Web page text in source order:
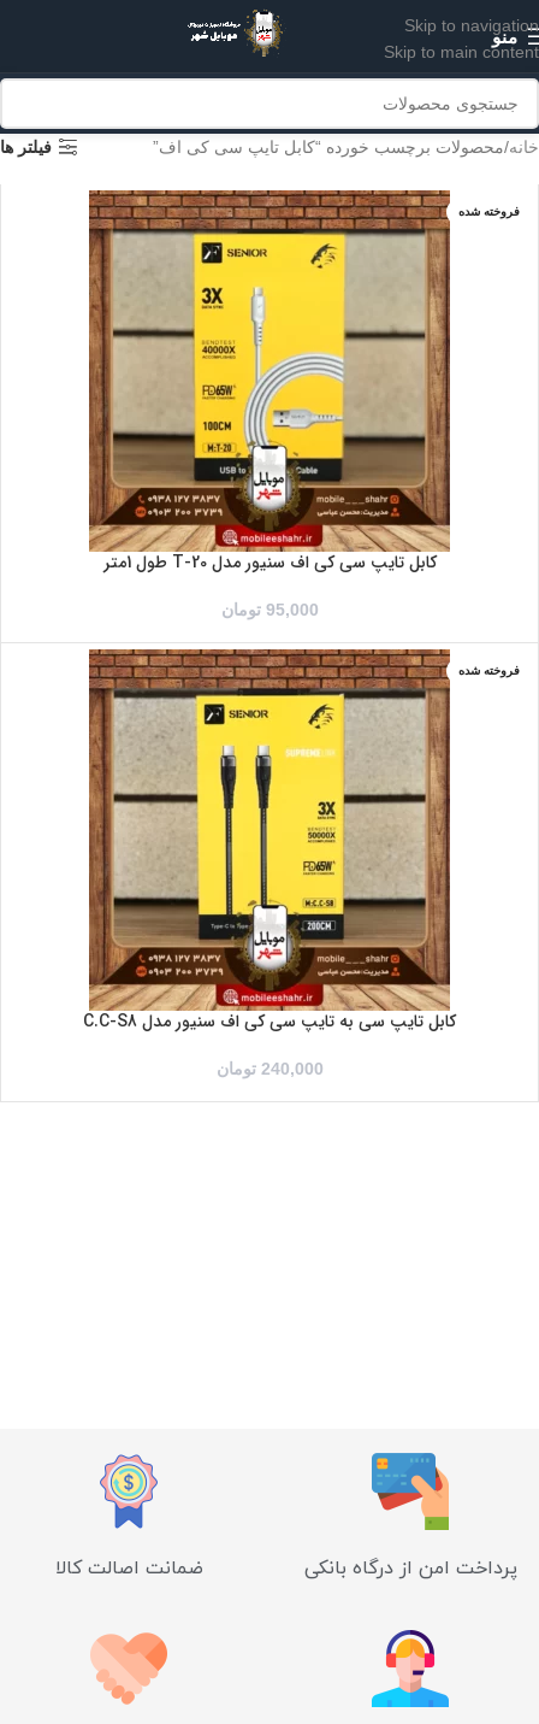
Skip to navigation
Skip to main content
منو
خانه محصولات برچسب خورده “کابل تایپ سی کی اف” فیلتر ها
فروخته شده
کابل تایپ سی کی اف سنیور مدل T-20 طول 1متر
95,000 تومان
فروخته شده
کابل تایپ سی به تایپ سی کی اف سنیور مدل C.C-S8
240,000 تومان
پرداخت امن از درگاه بانکی ضمانت اصالت کالا